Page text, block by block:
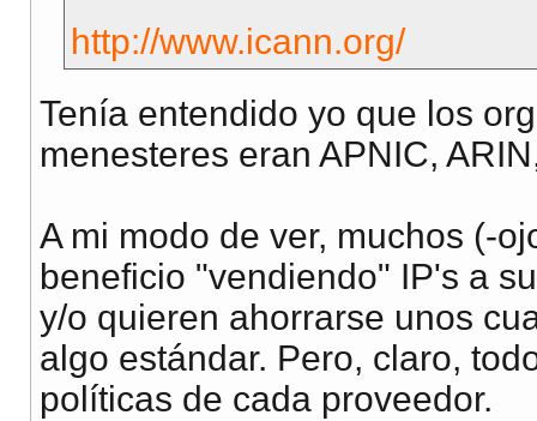
http://www.icann.org/
Tenía entendido yo que los
menesteres eran APNIC,
A mi modo de ver, muchos (-
beneficio "vendiendo" IP's a
y/o quieren ahorrarse unos
algo estándar. Pero, claro,
políticas de cada proveedor.